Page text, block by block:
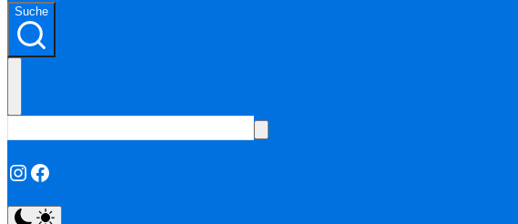
Suche
Instagram
Facebook